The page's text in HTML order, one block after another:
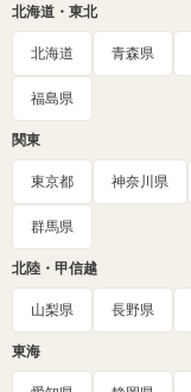
北海道・東北
北海道 青森県
福島県
関東
東京都 神奈川県
群馬県
北陸・甲信越
山梨県 長野県
東海